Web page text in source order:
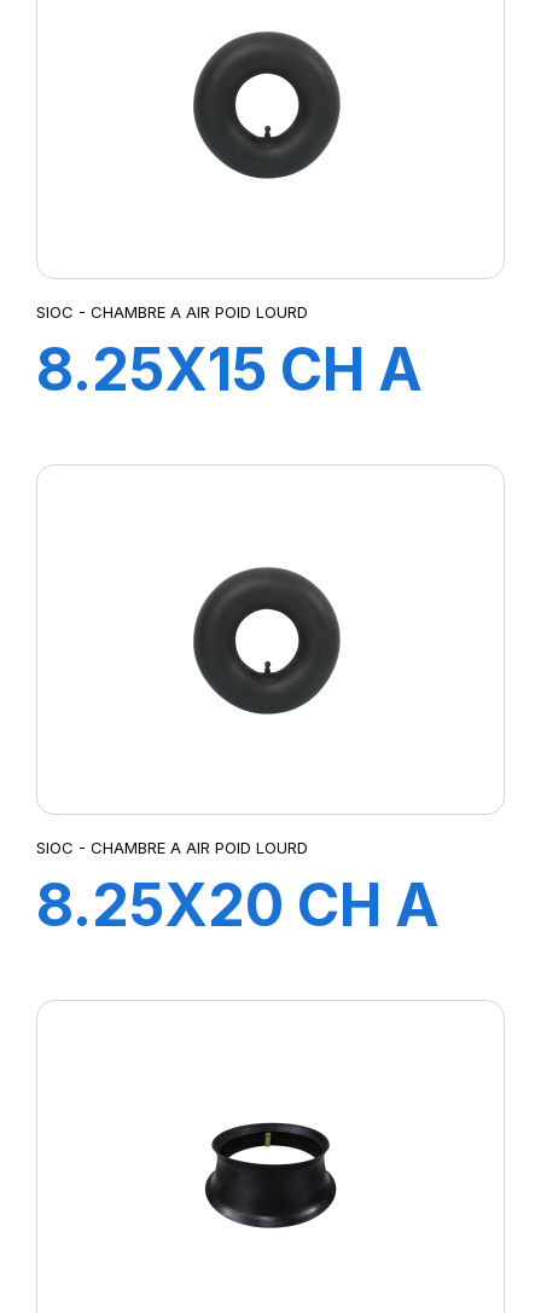
SIOC - CHAMBRE A AIR POID LOURD
8.25X15 CH A
SIOC - CHAMBRE A AIR POID LOURD
8.25X20 CH A